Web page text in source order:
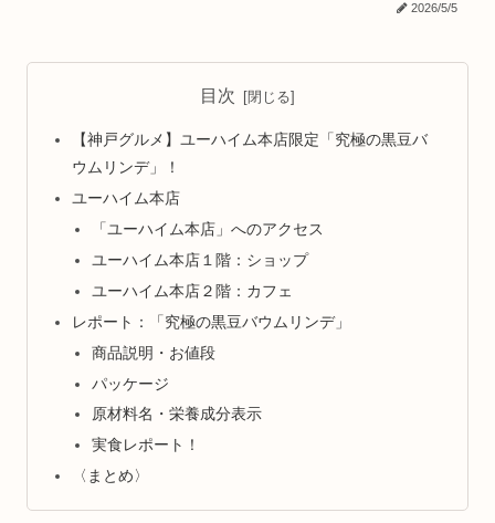
2026/5/5
目次
【神戸グルメ】ユーハイム本店限定「究極の黒豆バ
ウムリンデ」！
ユーハイム本店
「ユーハイム本店」へのアクセス
ユーハイム本店１階：ショップ
ユーハイム本店２階：カフェ
レポート：「究極の黒豆バウムリンデ」
商品説明・お値段
パッケージ
原材料名・栄養成分表示
実食レポート！
〈まとめ〉